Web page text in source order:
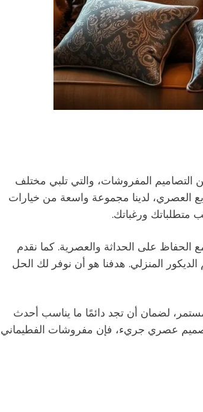
المفروشات، والتي تلبي مختلف
العصري، لدينا مجموعة واسعة من خيارات
متطلباتك ورغباتك.
مع الحفاظ على الحداثة والعصرية. كما نقدم
المنزلي. هدفنا هو أن نوفر لك الحل
لضمان أن تجد دائمًا ما يناسب أحدث
عصري جريء، فإن مفروشات الفطيماني